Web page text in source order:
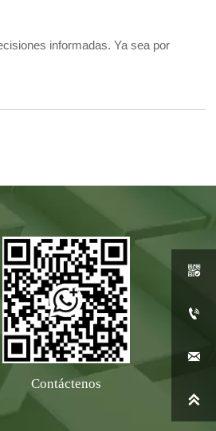
informadas. Ya sea por
Contáctenos



